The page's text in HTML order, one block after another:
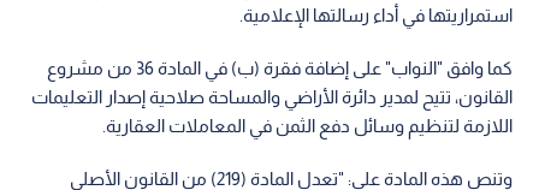
استمراريتها في أداء رسالتها الإعلامية.
كما وافق "النواب" على إضافة فقرة (ب) في المادة 36 من مشروع
القانون، تتيح لمدير دائرة الأراضي والمساحة صلاحية إصدار التعليمات
اللازمة لتنظيم وسائل دفع الثمن في المعاملات العقارية.
وتنص هذه المادة على: "تعدل المادة (219) من القانون الأصلي